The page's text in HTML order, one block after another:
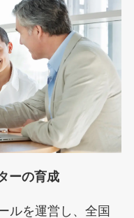
ーの育成
ルを運営し、全国